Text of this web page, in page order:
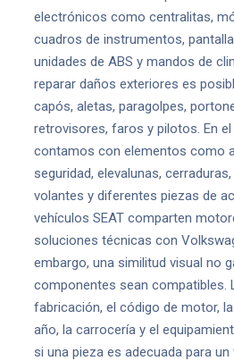
electrónicos como centralitas,
cuadros de instrumentos,
unidades de ABS y mandos de
reparar daños exteriores es
capós, aletas, paragolpes,
retrovisores, faros y pilotos. En
contamos con elementos como
seguridad, elevalunas,
volantes y diferentes piezas de
vehículos SEAT comparten
soluciones técnicas con
embargo, una similitud visual no
componentes sean compatibles.
fabricación, el código de motor,
año, la carrocería y el
si una pieza es adecuada para